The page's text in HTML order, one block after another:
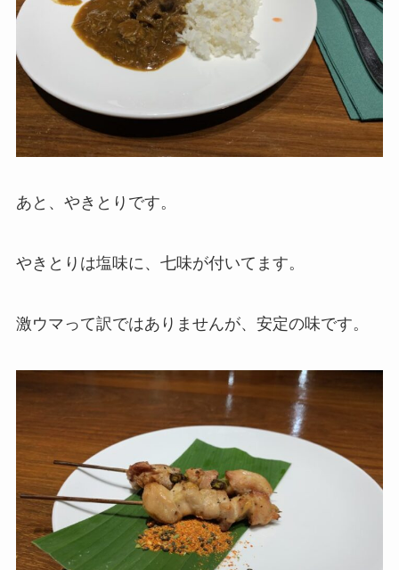
あと、やきとりです。
やきとりは塩味に、七味が付いてます。
激ウマって訳ではありませんが、安定の味です。